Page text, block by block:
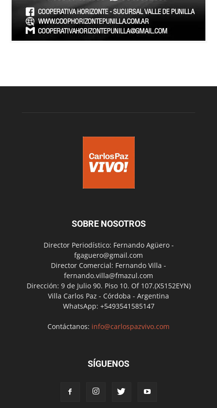
SOBRE NOSOTROS
Director Periodístico: Fernando Agüero -
fgaguero@gmail.com
Director Comercial: Fernando Villa -
fernando.villa@fmazul.com
Dirección: 9 de Julio 90. Piso 10. Of 107.(X5152EYN)
Villa Carlos Paz - Córdoba - Argentina
WhatsApp: +5493541585147
Contáctanos: info@carlospazvivo.com
SÍGUENOS